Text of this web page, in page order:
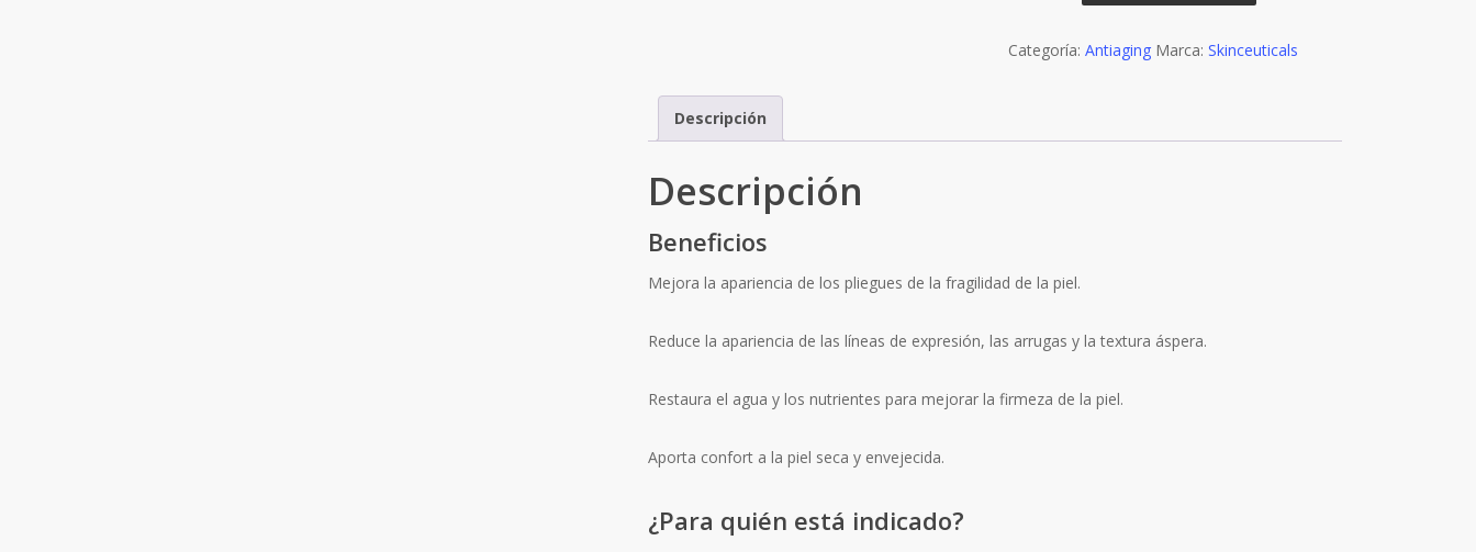
cantidad
Categoría:Antiaging Marca:Skinceuticals
Descripción
Descripción
Beneficios
Mejora la apariencia de los pliegues de la fragilidad de la piel.
Reduce la apariencia de las líneas de expresión, las arrugas y la textura áspera.
Restaura el agua y los nutrientes para mejorar la firmeza de la piel.
Aporta confort a la piel seca y envejecida.
¿Para quién está indicado?